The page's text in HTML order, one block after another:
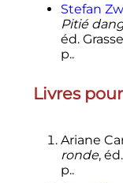
Stefan
Pitié
éd.
p..
Livres
Ariane
ronde,
p..